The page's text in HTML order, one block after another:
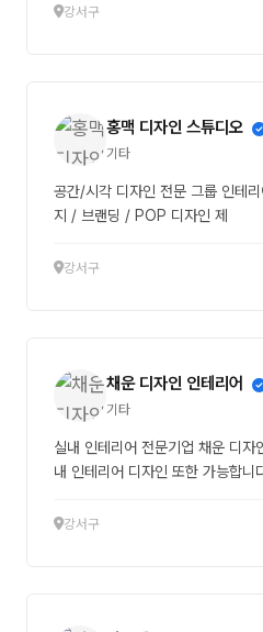
강서구
홍맥 디자인 스튜디오
기타
공간/시각 디자인 전문 그룹 인테
지 / 브랜딩 / POP 디자인 제
강서구
채운 디자인 인테리어
기타
실내 인테리어 전문기업 채운 디자
내 인테리어 디자인 또한 가능합니
강서구